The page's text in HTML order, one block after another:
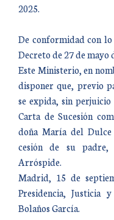
2025.
De conformidad con
Decreto de 27 de mayo
Este Ministerio, en
disponer que, previo
se expida, sin
Carta de Sucesión
doña María del
cesión de su
Arróspide.
Madrid, 15 de
Presidencia, Justicia
Bolaños García.